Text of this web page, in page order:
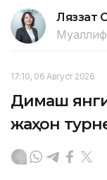
Ляззат
Муаллиф
17:10, 06 Август 2026
Димаш
жаҳон